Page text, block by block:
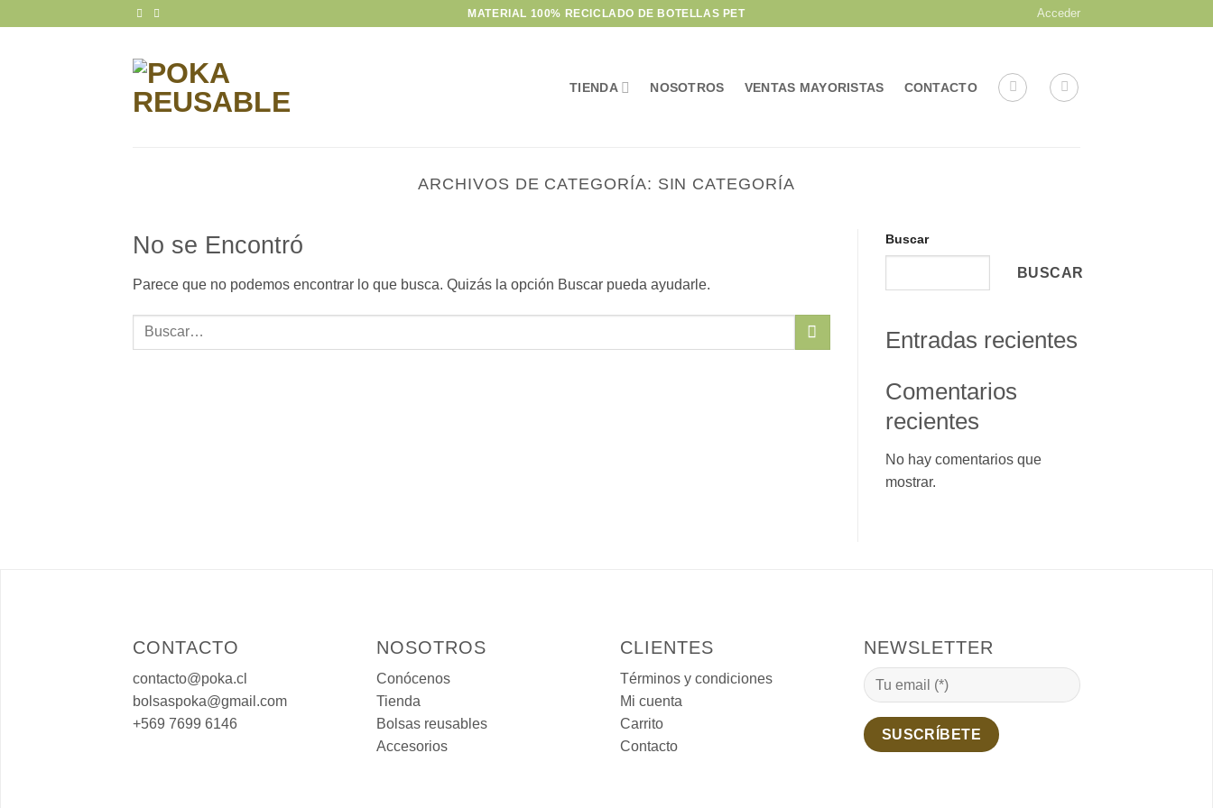
MATERIAL 100% RECICLADO DE BOTELLAS PET Acceder
TIENDA NOSOTROS VENTAS MAYORISTAS CONTACTO
ARCHIVOS DE CATEGORÍA: SIN CATEGORÍA
No se Encontró
Parece que no podemos encontrar lo que busca. Quizás la opción Buscar pueda ayudarle.
Buscar
BUSCAR
Entradas recientes
Comentarios
recientes
No hay comentarios que
mostrar.
CONTACTO
contacto@poka.cl
bolsaspoka@gmail.com
+569 7699 6146
NOSOTROS
Conócenos
Tienda
Bolsas reusables
Accesorios
CLIENTES
Términos y condiciones
Mi cuenta
Carrito
Contacto
NEWSLETTER